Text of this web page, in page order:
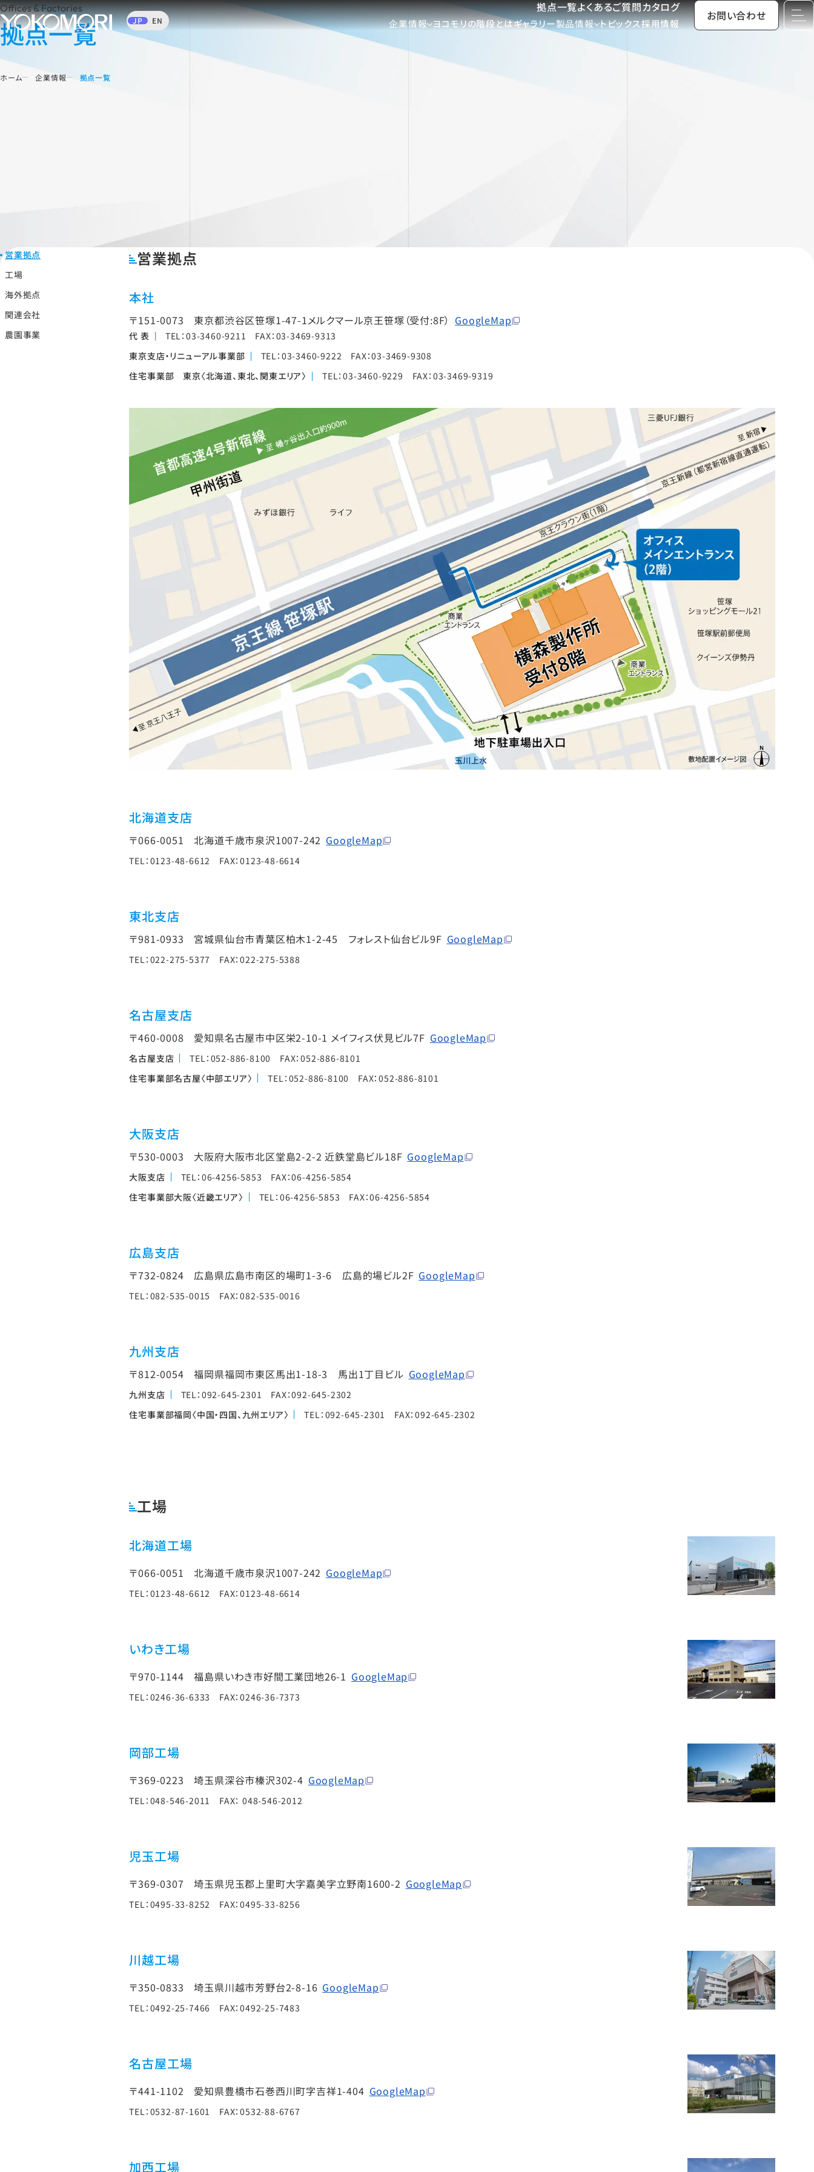
JP EN 企業情報 ヨコモリの階段とはギャラリー製品情報 トピックス採用情報
拠点一覧よくあるご質問カタログ
お問い合わせ
Offices & Factories
拠点一覧
ホーム 企業情報 拠点一覧
営業拠点
工場
海外拠点
関連会社
農園事業
営業拠点
本社
〒151-0073 東京都渋谷区笹塚1-47-1メルクマール京王笹塚（受付:8F） GoogleMap
代 表
TEL：03-3460-9211 FAX：03-3469-9313
東京支店・リニューアル事業部
TEL：03-3460-9222 FAX：03-3469-9308
住宅事業部 東京〈北海道、東北、関東エリア〉
TEL：03-3460-9229 FAX：03-3469-9319
北海道支店
〒066-0051北海道千歳市泉沢1007-242 GoogleMap
TEL：0123-48-6612 FAX：0123-48-6614
東北支店
〒981-0933 宮城県仙台市青葉区柏木1-2-45 フォレスト仙台ビル9F GoogleMap
TEL：022-275-5377 FAX：022-275-5388
名古屋支店
〒460-0008 愛知県名古屋市中区栄2-10-1 メイフィス伏見ビル7F GoogleMap
名古屋支店
TEL：052-886-8100 FAX：052-886-8101
住宅事業部名古屋〈中部エリア〉
TEL：052-886-8100 FAX：052-886-8101
大阪支店
〒530-0003 大阪府大阪市北区堂島2-2-2 近鉄堂島ビル18F GoogleMap
大阪支店
TEL：06-4256-5853 FAX：06-4256-5854
住宅事業部大阪〈近畿エリア〉
TEL：06-4256-5853 FAX：06-4256-5854
広島支店
〒732-0824 広島県広島市南区的場町1-3-6 広島的場ビル2F GoogleMap
TEL：082-535-0015 FAX：082-535-0016
九州支店
〒812-0054福岡県福岡市東区馬出1-18-3 馬出1丁目ビル GoogleMap
九州支店
TEL：092-645-2301 FAX：092-645-2302
住宅事業部福岡〈中国・四国、九州エリア〉
TEL：092-645-2301 FAX：092-645-2302
工場
北海道工場
〒066-0051北海道千歳市泉沢1007-242 GoogleMap
TEL：0123-48-6612 FAX：0123-48-6614
いわき工場
〒970-1144福島県いわき市好間工業団地26-1 GoogleMap
TEL：0246-36-6333 FAX：0246-36-7373
岡部工場
〒369-0223埼玉県深谷市榛沢302-4 GoogleMap
TEL：048-546-2011 FAX： 048-546-2012
児玉工場
〒369-0307埼玉県児玉郡上里町大字嘉美字立野南1600-2 GoogleMap
TEL：0495-33-8252 FAX：0495-33-8256
川越工場
〒350-0833埼玉県川越市芳野台2-8-16 GoogleMap
TEL：0492-25-7466 FAX：0492-25-7483
名古屋工場
〒441-1102 愛知県豊橋市石巻西川町字吉祥1-404 GoogleMap
TEL：0532-87-1601 FAX：0532-88-6767
加西工場